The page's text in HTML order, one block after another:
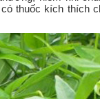
thuốc kích thích